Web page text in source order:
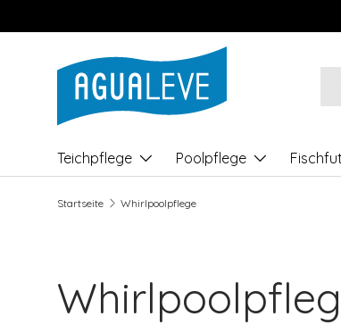
Direkt zum Inhalt
Teichpflege Poolpflege
Startseite Whirlpoolpflege